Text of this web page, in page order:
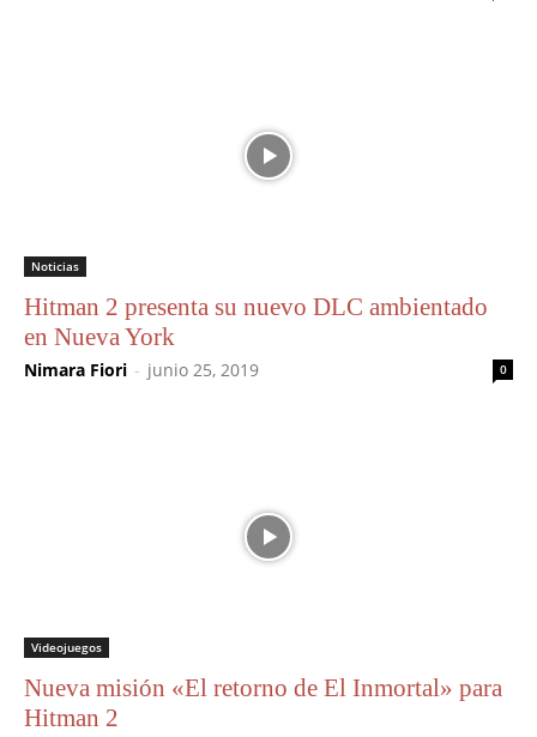
Noticias
Hitman 2 presenta su nuevo DLC ambientado
en Nueva York
Nimara Fiori - junio 25, 2019 0
Videojuegos
Nueva misión «El retorno de El Inmortal» para
Hitman 2